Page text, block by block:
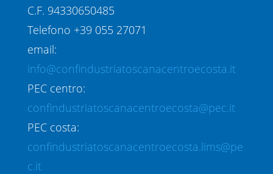
C.F. 94330650485
Telefono +39 055 27071
email:
info@confindustriatoscanacentroecosta.it
PEC centro:
confindustriatoscanacentroecosta@pec.it
PEC costa:
confindustriatoscanacentroecosta.lims@pe
c.it